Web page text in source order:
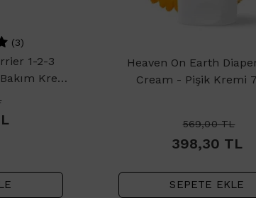
(3)
1-2-3
Kremi
Heaven On Earth
Cream - Pişik Kremi
569,00TL
398,30 TL
SEPETE EKLE